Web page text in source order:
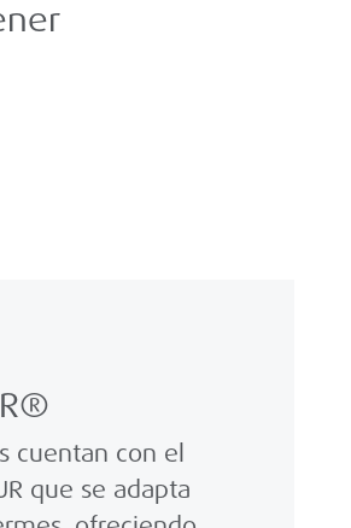
cuentan con el